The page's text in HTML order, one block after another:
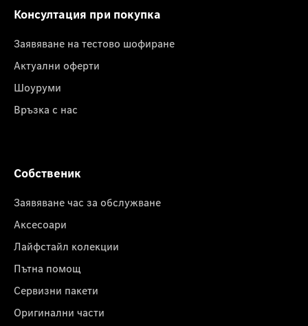
Консултация при покупка
Заявяване на тестово шофиране
Актуални оферти
Шоуруми
Връзка с нас
Собственик
Заявяване час за обслужване
Аксесоари
Лайфстайл колекции
Пътна помощ
Сервизни пакети
Оригинални части